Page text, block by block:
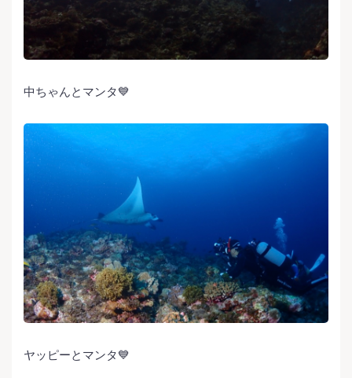
中ちゃんとマンタ💙
ヤッピーとマンタ💙